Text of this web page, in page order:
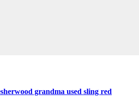
grandma used sling red